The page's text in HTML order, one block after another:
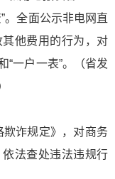
。全面公示非电网直
他费用的行为，对
“一户一表”。（省发
欺诈规定》，对商务
法查处违法违规行